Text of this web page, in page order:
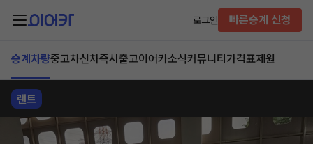
로그인 빠른승계 신청
승계차량중고차신차즉시출고이어카소식커뮤니티 가격표제원
렌트